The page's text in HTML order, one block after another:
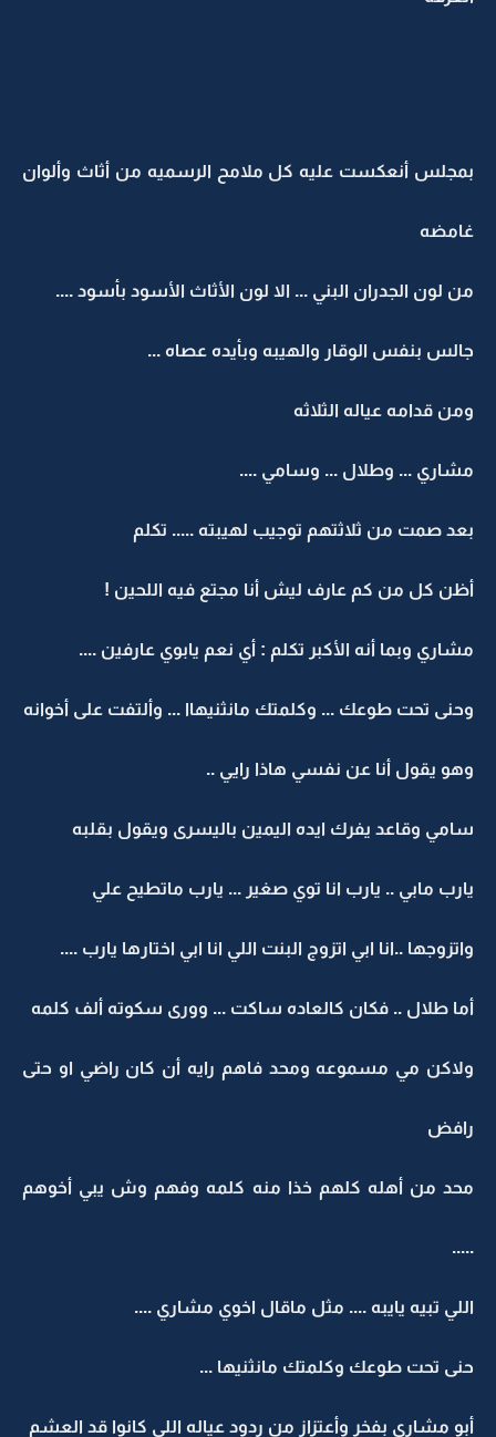
بمجلس أنعكست عليه كل ملامح الرسميه من أثاث وألوان
غامضه
من لون الجدران البني ... الا لون الأثاث الأسود بأسود ....
جالس بنفس الوقار والهيبه وبأيده عصاه ...
ومن قدامه عياله الثلاثه
مشاري ... وطلال ... وسامي ....
بعد صمت من ثلاثتهم توجيب لهيبته ..... تكلم
أظن كل من كم عارف ليش أنا مجتع فيه اللحين !
مشاري وبما أنه الأكبر تكلم : أي نعم يابوي عارفين ....
وحنى تحت طوعك ... وكلمتك مانثنيهاا ... وألتفت على أخوانه
وهو يقول أنا عن نفسي هاذا رايي ..
سامي وقاعد يفرك ايده اليمين باليسرى ويقول بقلبه
يارب مابي .. يارب انا توي صغير ... يارب ماتطيح علي
واتزوجها ..انا ابي اتزوج البنت اللي انا ابي اختارها يارب ....
أما طلال .. فكان كالعاده ساكت ... وورى سكوته ألف كلمه
ولاكن مي مسموعه ومحد فاهم رايه أن كان راضي او حتى
رافض
محد من أهله كلهم خذا منه كلمه وفهم وش يبي أخوهم
.....
اللي تبيه يايبه .... مثل ماقال اخوي مشاري ....
حنى تحت طوعك وكلمتك مانثنيها ...
أبو مشاري بفخر وأعتزاز من ردود عياله اللي كانوا قد العشم